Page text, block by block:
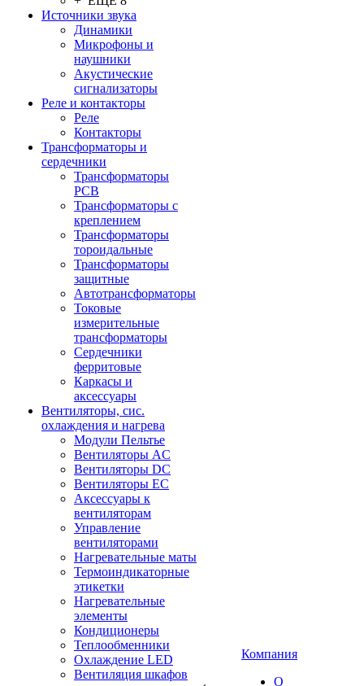
Источники звука
Динамики
Микрофоны и
наушники
Акустические
сигнализаторы
Реле и контакторы
Реле
Контакторы
Трансформаторы и
сердечники
Трансформаторы
PCB
Трансформаторы с
креплением
Трансформаторы
тороидальные
Трансформаторы
защитные
Автотрансформаторы
Токовые
измерительные
трансформаторы
Сердечники
ферритовые
Каркасы и
аксессуары
Вентиляторы, сис.
охлаждения и нагрева
Модули Пельтье
Вентиляторы AC
Вентиляторы DC
Вентиляторы EC
Аксессуары к
вентиляторам
Управление
вентиляторами
Нагревательные маты
Термоиндикаторные
этикетки
Нагревательные
элементы
Кондиционеры
Теплообменники
Охлаждение LED
Вентиляция шкафов
Компания
О